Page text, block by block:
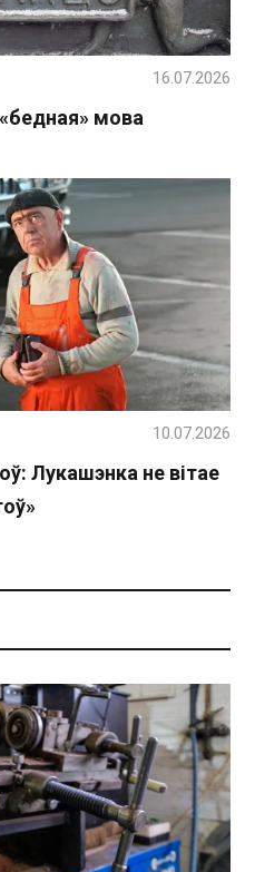
мова
16.07.2026
Лукашэнка не вітае
10.07.2026